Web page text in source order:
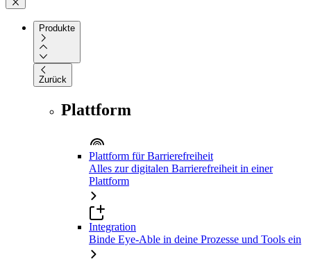
Produkte
Zurück
Plattform
Plattform für Barrierefreiheit
Alles zur digitalen Barrierefreiheit in einer
Plattform
Integration
Binde Eye-Able in deine Prozesse und Tools ein